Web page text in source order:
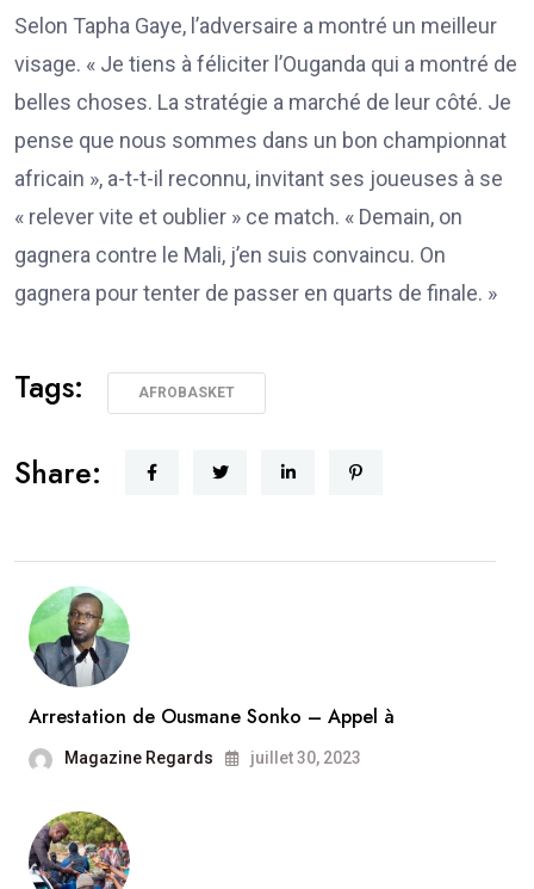
Selon Tapha Gaye, l’adversaire a montré un meilleur
visage. « Je tiens à féliciter l’Ouganda qui a montré de
belles choses. La stratégie a marché de leur côté. Je
pense que nous sommes dans un bon championnat
africain », a-t-t-il reconnu, invitant ses joueuses à se
« relever vite et oublier » ce match. « Demain, on
gagnera contre le Mali, j’en suis convaincu. On
gagnera pour tenter de passer en quarts de finale. »
Tags: AFROBASKET
Share:
Arrestation de Ousmane Sonko – Appel à
Magazine Regards juillet 30, 2023